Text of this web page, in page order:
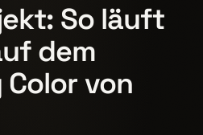
So läuft
dem
Color von